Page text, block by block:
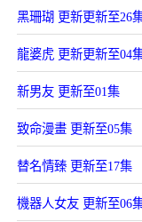
黑珊瑚 更新更新至26
龍婆虎 更新更新至04
新男友 更新至01集
致命漫畫 更新至05集
替名情臻 更新至17集
機器人女友 更新至06